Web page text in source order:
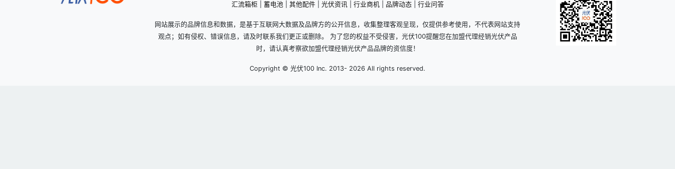
汇流箱柜
蓄电池| 其他配件| 光伏资讯| 行业商机| 品牌动态| 行业问答
网站展示的品牌信息和数据，是基于互联网大数据及品牌方的公开信息，收集整理客观呈现，仅提供参考使用，不代表网站支持
观点；如有侵权、错误信息，请及时联系我们更正或删除。 为了您的权益不受侵害，光伏100提醒您在加盟代理经销光伏产品
时，请认真考察欲加盟代理经销光伏产品品牌的资信度！
Copyright © 光伏100 Inc. 2013- 2026 All rights reserved.